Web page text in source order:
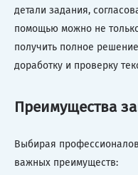
детали задания,
помощью можно не
получить полное
доработку и проверку
Преимущества
Выбирая
важных преимуществ: